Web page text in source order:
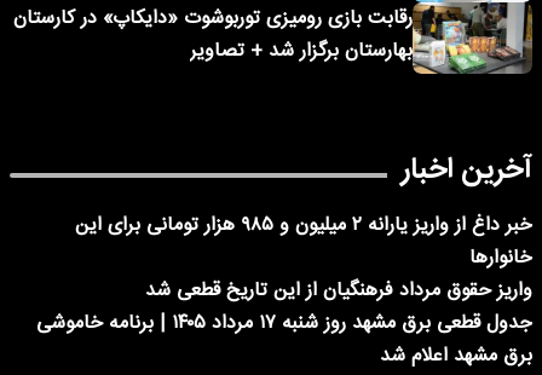
رقابت بازی رومیزی توربوشوت «دایکاپ» در کارستان
بهارستان برگزار شد + تصاویر
آخرین اخبار
خبر داغ از واریز یارانه ۲ میلیون و ۹۸۵ هزار تومانی برای این
خانوارها
واریز حقوق مرداد فرهنگیان از این تاریخ قطعی شد
جدول قطعی برق مشهد روز شنبه ۱۷ مرداد ۱۴۰۵ | برنامه خاموشی
برق مشهد اعلام شد